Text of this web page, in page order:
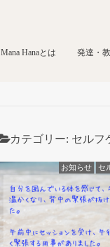
Mana Hanaとは 発達・
カテゴリー: セルフ
お知らせ セ